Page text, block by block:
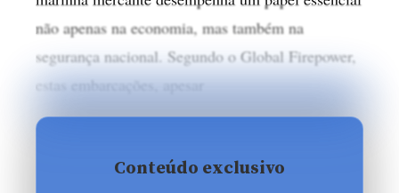
não apenas na economia, mas também na
segurança nacional. Segundo o Global Firepower,
estas embarcações, apesar
Conteúdo exclusivo